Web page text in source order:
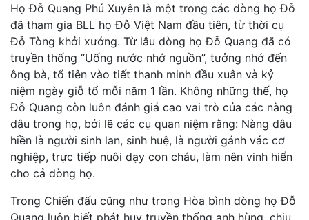
Họ Đỗ Quang Phú Xuyên là một trong các dòng họ Đỗ
đã tham gia BLL họ Đỗ Việt Nam đầu tiên, từ thời cụ
Đỗ Tòng khởi xướng. Từ lâu dòng họ Đỗ Quang đã có
truyền thống “Uống nước nhớ nguồn”, tưởng nhớ đến
ông bà, tổ tiên vào tiết thanh minh đầu xuân và kỷ
niệm ngày giỗ tổ mỗi năm 1 lần. Không những thế, họ
Đỗ Quang còn luôn đánh giá cao vai trò của các nàng
dâu trong họ, bởi lẽ các cụ quan niệm rằng: Nàng dâu
hiền là người sinh lan, sinh huệ, là người gánh vác cơ
nghiệp, trực tiếp nuôi dạy con cháu, làm nên vinh hiển
cho cả dòng họ.
Trong Chiến đấu cũng như trong Hòa bình dòng họ Đỗ
Quang luôn biết phát huy truyền thống anh hùng, chịu